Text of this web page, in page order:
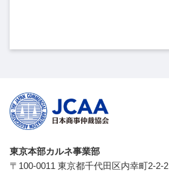
東京本部カルネ事業部
〒100-0011 東京都千代田区内幸町2-2-2